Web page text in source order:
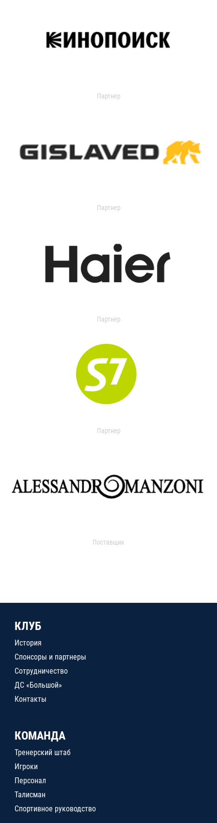
Партнер
Партнер
Партнер
Партнер
Поставщик
КЛУБ
История
Спонсоры и партнеры
Сотрудничество
ДС «Большой»
Контакты
КОМАНДА
Тренерский штаб
Игроки
Персонал
Талисман
Спортивное руководство